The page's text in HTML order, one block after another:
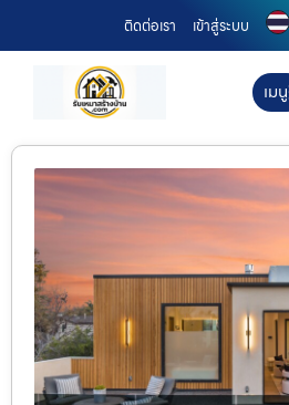
ติดต่อเรา เข้าสู่ระบบ
เมนู